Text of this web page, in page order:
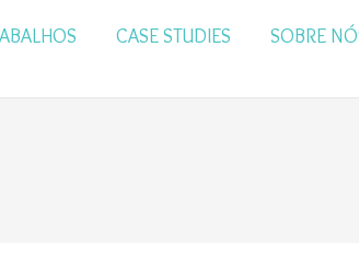
CASE STUDIES SOBRE